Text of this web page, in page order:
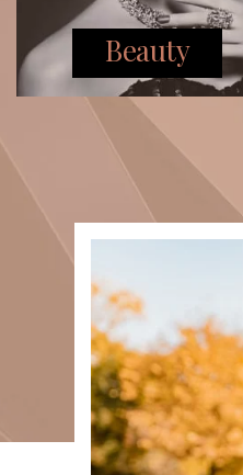
Beauty